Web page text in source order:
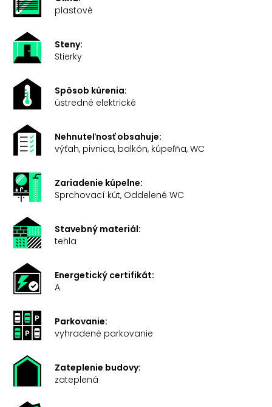
plastové
Steny:
Stierky
Spôsob kúrenia:
ústredné elektrické
Nehnuteľnosť obsahuje:
výťah, pivnica, balkón, kúpeľňa, WC
Zariadenie kúpelne:
Sprchovací kút, Oddelené WC
Stavebný materiál:
tehla
Energetický certifikát:
A
Parkovanie:
vyhradené parkovanie
Zateplenie budovy:
zateplená